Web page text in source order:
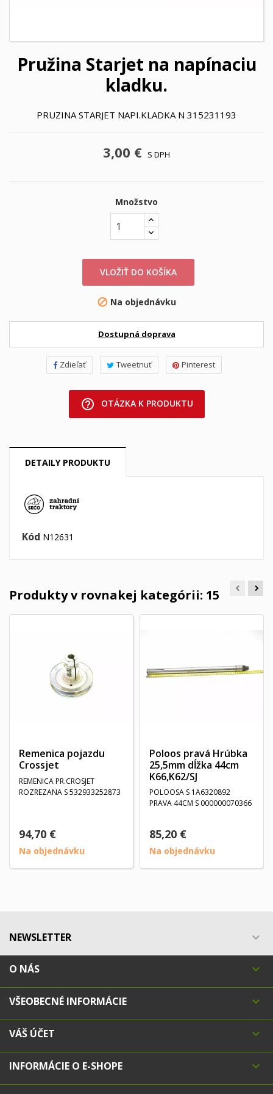
Pružina Starjet na napínaciu
kladku.
PRUZINA STARJET NAPI.KLADKA N 315231193
3,00 € S DPH
Množstvo
VLOŽIŤ DO KOŠÍKA
 Na objednávku
Dostupná doprava
Zdieľať Tweetnuť Pinterest
help_outline OTÁZKA K PRODUKTU
DETAILY PRODUKTU
Kód N12631
Produkty v rovnakej kategórii: 15
Remenica pojazdu
Crossjet
REMENICA PR.CROSJET
ROZREZANA S 532933252873
94,70 €
Na objednávku
Poloos pravá Hrúbka
25,5mm dĺžka 44cm
K66,K62/SJ
POLOOSA S 1A6320892
PRAVA 44CM S 000000070366
85,20 €
Na objednávku
NEWSLETTER 
O NÁS 
VŠEOBECNÉ INFORMÁCIE 
VÁŠ ÚČET 
INFORMÁCIE O E-SHOPE 